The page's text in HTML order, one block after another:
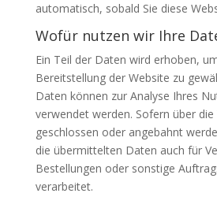
automatisch, sobald Sie diese
Wofür nutzen wir Ihre
Ein Teil der Daten wird erhoben,
Bereitstellung der Website zu
Daten können zur Analyse Ihres
verwendet werden. Sofern über
geschlossen oder angebahnt
die übermittelten Daten auch für
Bestellungen oder sonstige
verarbeitet.